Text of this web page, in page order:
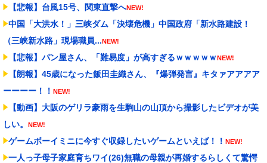
【悲報】台風15号、関東直撃へNEW!
中国「大洪水！」三峡ダム「決壊危機」中国政府「新水路建設！
（三峡新水路」現場職員...NEW!
【悲報】パン屋さん、「難易度」が高すぎるｗｗｗｗｗNEW!
【朗報】45歳になった飯田圭織さん、『爆弾発言』キタァアアアア
ーーーー！！ NEW!
【動画】大阪のゲリラ豪雨を生駒山の山頂から撮影したビデオが美
しい。
NEW!
ゲームボーイミニに今すぐ収録したいゲームといえば！！ NEW!
一人っ子母子家庭育ちワイ(26)無職の母親が再婚するらしくて驚愕